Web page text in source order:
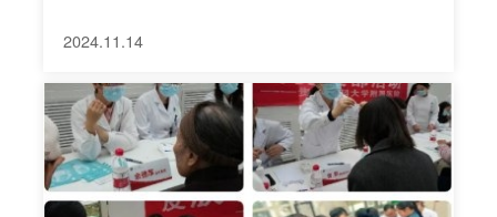
2024.11.14